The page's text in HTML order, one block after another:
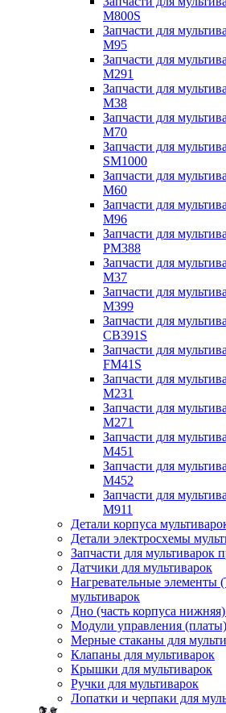
M800S
Запчасти для
M95
Запчасти для
M291
Запчасти для
M38
Запчасти для
M70
Запчасти для
SM1000
Запчасти для
M60
Запчасти для
M96
Запчасти для
PM388
Запчасти для
M37
Запчасти для
M399
Запчасти для
CB391S
Запчасти для
FM41S
Запчасти для
M231
Запчасти для
M271
Запчасти для
M451
Запчасти для
M452
Запчасти для
M911
Детали корпуса
Детали электросхемы
Запчасти для мультиварок
Датчики для мультиварок
Нагревательные
мультиварок
Дно (часть корпуса
Модули управления
Мерные стаканы для
Клапаны для мультиварок
Крышки для мультиварок
Ручки для мультиварок
Лопатки и черпаки для